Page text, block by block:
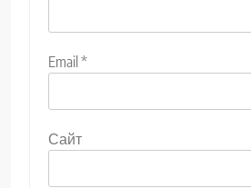
Email*
Сайт